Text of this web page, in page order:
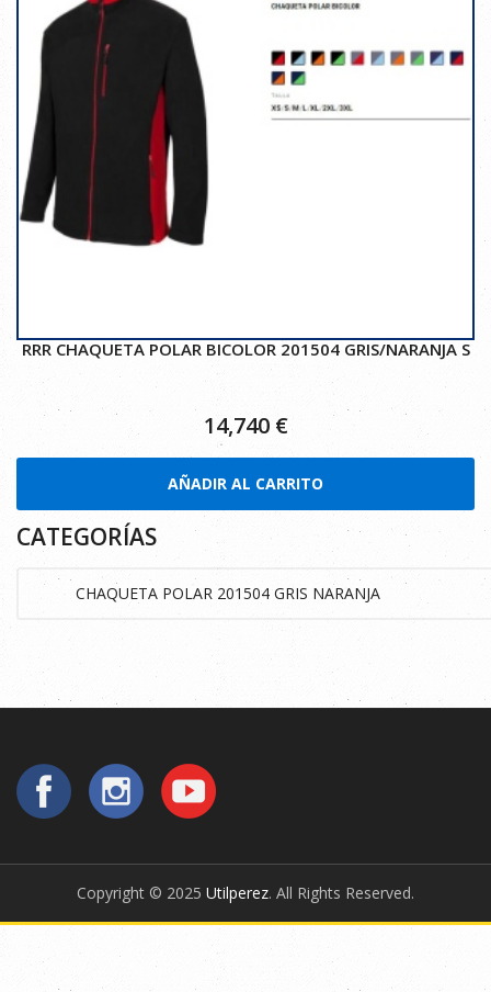
RRR CHAQUETA POLAR BICOLOR 201504 GRIS/NARANJA S
14,740 €
AÑADIR AL CARRITO
CATEGORÍAS
Copyright © 2025 Utilperez. All Rights Reserved.